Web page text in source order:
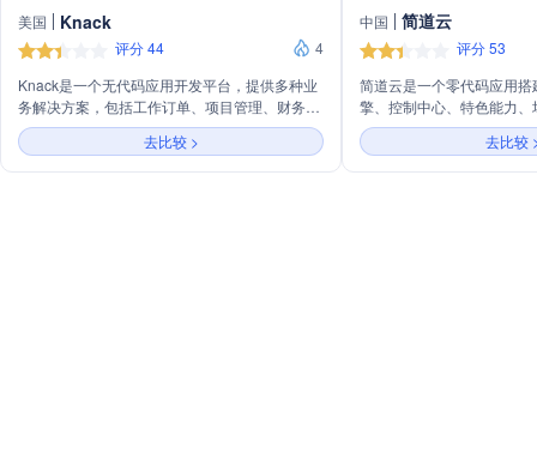
美国 Knack
评分 44
4
Knack是一个无代码应用开发平台，提供多种业
务解决方案，包括工作订单、项目管理、财务管
理、安全合规、销售营销、供应链管理等。它还
支持不同项目类型和行业，如资产管理、定制
CRM、客户门户、在线数据库、志愿者管理
去比较 >
中国 简道云
评分 53
简道云是一个零代码应用
擎、控制中心、特色能力
户无需编写代码即可快速
程、仪表盘等应用，实现
消息通知等控制中心功能
去比较